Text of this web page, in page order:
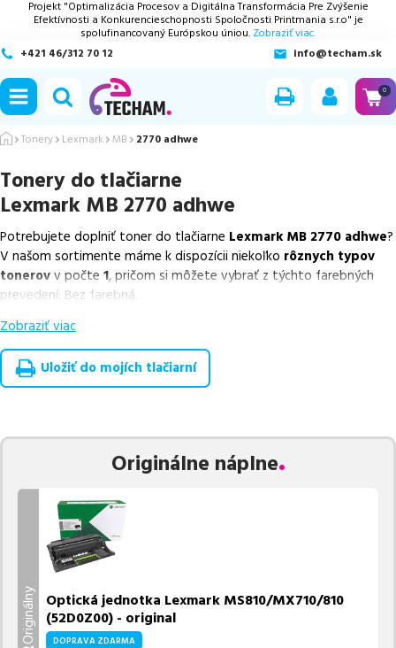
Projekt "Optimalizácia Procesov a Digitálna Transformácia Pre Zvýšenie
Efektívnosti a Konkurencieschopnosti Spoločnosti Printmania s.r.o" je
spolufinancovaný Európskou úniou. Zobraziť viac.
+421 46/312 70 12
info@techam.sk
0
Tonery Lexmark MB 2770 adhwe
Tonery do tlačiarne
Lexmark MB 2770 adhwe
Potrebujete doplniť toner do tlačiarne Lexmark MB 2770 adhwe?
V našom sortimente máme k dispozícii niekoľko rôznych typov
tonerovv počte 1, pričom si môžete vybrať z týchto farebných
prevedení: Bez farebná.
Z uvedeného množstva dostupných náplní
náplnev počte1ks.
Celá táto certifikovaná ponuka, spĺňajúca normy ISO 9001 a 14001,
Vieme, že pri nákupe zohráva dôležitú úlohu aj dostupnosť. Preto
pravidelne naskladňovať produkty, aby boli ihneď k
dispozícii na odoslanie.
ponuke 1 ks tonerov.
Ak si pri výbere nie ste istí, ktoré riešenie je pre vaše potreby
najvhodnejšie, alebo máte akékoľvek ďalšie otázky, môžete sa na
nás kedykoľvek obrátiť e-mailom alebo telefonicky. Sme tu, aby
sme vám pomohli vybrať to najlepšie riešenie.
Zobraziť viac
Uložiť do mojích tlačiarní
Originálne náplne
Originálny Optická jednotka Lexmark MS810/MX710/810
(52D0Z00) - original
DOPRAVA ZDARMA